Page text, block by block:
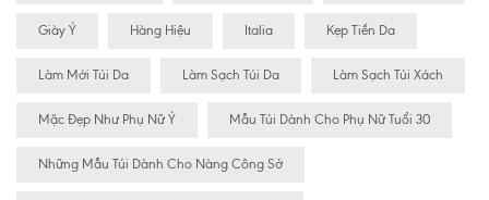
Giày Ý Hàng Hiệu Italia Kẹp Tiền Da
Làm Mới Túi Da Làm Sạch Túi Da Làm Sạch Túi Xách
Mặc Đẹp Như Phụ Nữ Ý Mẫu Túi Dành Cho Phụ Nữ Tuổi 30
Những Mẫu Túi Dành Cho Nàng Công Sở